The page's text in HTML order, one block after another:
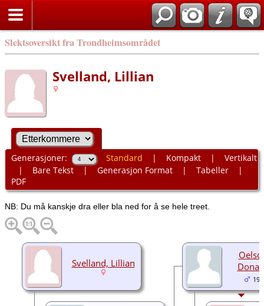
Slektsoversikt fra Trondheimsområdet
Svelland, Lillian
Generasjoner: Standard | Kompakt| Vertikalt
| Bare Tekst| Generasjon Format| Tabeller|
PDF
NB: Du må kanskje dra eller bla ned for å se hele treet.
Svelland, Lillian